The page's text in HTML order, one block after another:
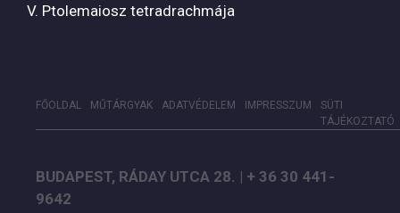
V. Ptolemaiosz tetradrachmája
FŐOLDAL MŰTÁRGYAK ADATVÉDELEM IMPRESSZUM
SÜTI
TÁJÉKOZTATÓ
BUDAPEST, RÁDAY UTCA 28. | + 36 30 441-
9642